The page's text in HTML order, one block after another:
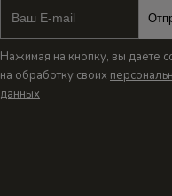
Нажимая на кнопку, вы даете
на обработку своих
данных